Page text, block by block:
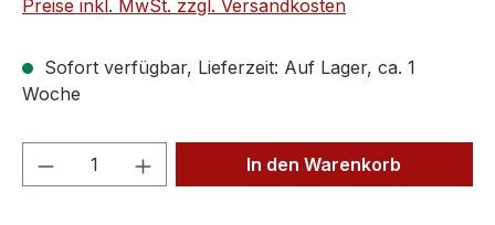
Preise inkl. MwSt. zzgl. Versandkosten
Sofort verfügbar, Lieferzeit: Auf Lager, ca. 1
Woche
Produkt Anzahl: Gib denIn den Warenkorb